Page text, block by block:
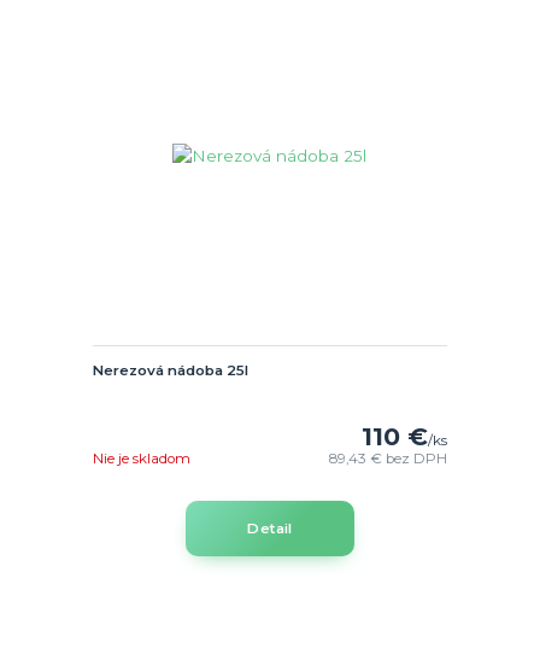
Nerezová nádoba 25l
110 €/ks
89,43 € bez DPH
Nie je skladom
Detail